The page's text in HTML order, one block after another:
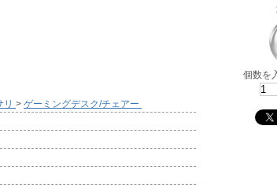
リ > ゲーミングデスク/チェアー
個数を